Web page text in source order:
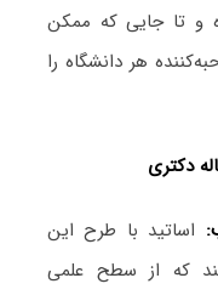
و تا جایی که ممکن
هر دانشگاه را
دکتری
اساتید با طرح این
که از سطح علمی